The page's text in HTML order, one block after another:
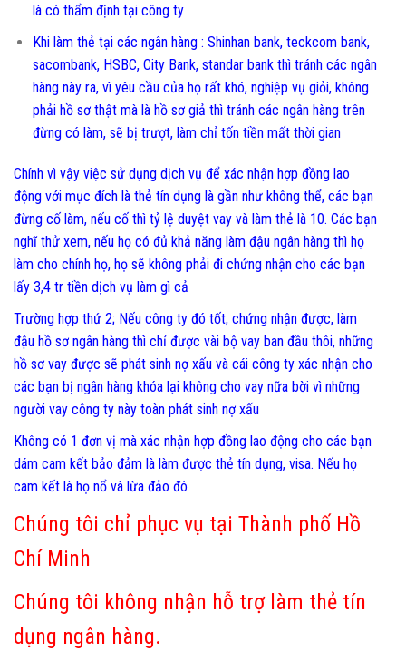
là có thẩm định tại công ty
Khi làm thẻ tại các ngân hàng : Shinhan bank, teckcom bank,
sacombank, HSBC, City Bank, standar bank thì tránh các ngân
hàng này ra, vì yêu cầu của họ rất khó, nghiệp vụ giỏi, không
phải hồ sơ thật mà là hồ sơ giả thì tránh các ngân hàng trên
đừng có làm, sẽ bị trượt, làm chỉ tốn tiền mất thời gian
Chính vì vậy việc sử dụng dịch vụ để xác nhận hợp đồng lao
động với mục đích là thẻ tín dụng là gần như không thể, các bạn
đừng cố làm, nếu cố thì tỷ lệ duyệt vay và làm thẻ là 10. Các bạn
nghĩ thử xem, nếu họ có đủ khả năng làm đậu ngân hàng thì họ
làm cho chính họ, họ sẽ không phải đi chứng nhận cho các bạn
lấy 3,4 tr tiền dịch vụ làm gì cả
Trường hợp thứ 2; Nếu công ty đó tốt, chứng nhận được, làm
đậu hồ sơ ngân hàng thì chỉ được vài bộ vay ban đầu thôi, những
hồ sơ vay được sẽ phát sinh nợ xấu và cái công ty xác nhận cho
các bạn bị ngân hàng khóa lại không cho vay nữa bời vì những
người vay công ty này toàn phát sinh nợ xấu
Không có 1 đơn vị mà xác nhận hợp đồng lao động cho các bạn
dám cam kết bảo đảm là làm được thẻ tín dụng, visa. Nếu họ
cam kết là họ nổ và lừa đảo đó
Chúng tôi chỉ phục vụ tại Thành phố Hồ
Chí Minh
Chúng tôi không nhận hỗ trợ làm thẻ tín
dụng ngân hàng.